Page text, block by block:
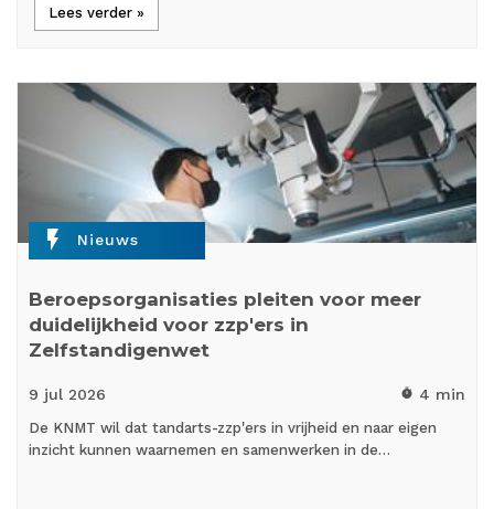
Lees verder »
flash_on Nieuws
Beroepsorganisaties pleiten voor meer
duidelijkheid voor zzp'ers in
Zelfstandigenwet
9 jul 2026 timer 4 min
De KNMT wil dat tandarts-zzp'ers in vrijheid en naar eigen
inzicht kunnen waarnemen en samenwerken in de…